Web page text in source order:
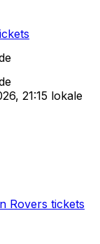
, 21:15 lokale
Rovers tickets